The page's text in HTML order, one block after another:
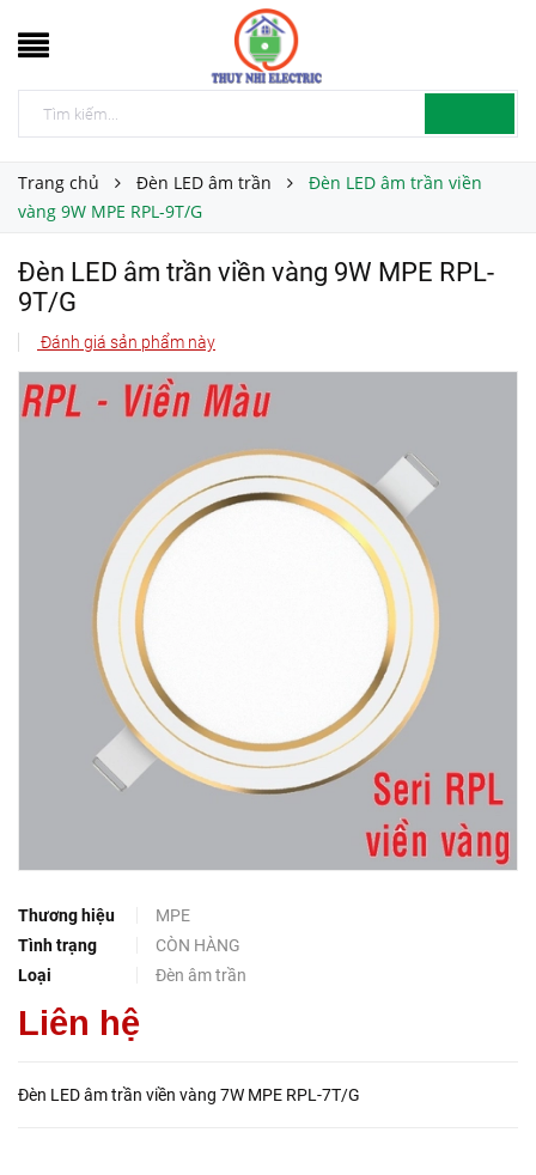
Trang chủ Đèn LED âm trần
Đèn LED âm trần viền
vàng 9W MPE RPL-9T/G
Đèn LED âm trần viền vàng 9W MPE RPL-
9T/G
Đánh giá sản phẩm này
Thương hiệu
MPE
Tình trạng
CÒN HÀNG
Loại
Đèn âm trần
Liên hệ
Đèn LED âm trần viền vàng 7W MPE RPL-7T/G